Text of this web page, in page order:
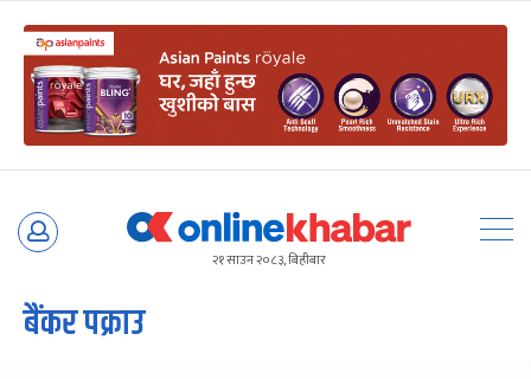
Skip
२१ साउन २०८३, बिहीबार
बैंकर पक्राउ